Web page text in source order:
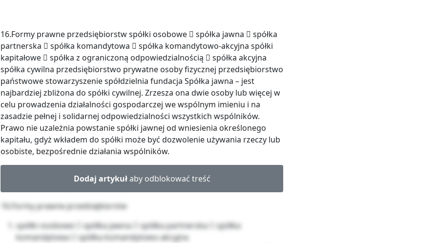
16.Formy prawne przedsiębiorstw spółki osobowe  spółka jawna  spółka
partnerska  spółka komandytowa  spółka komandytowo-akcyjna spółki
kapitałowe  spółka z ograniczoną odpowiedzialnością  spółka akcyjna
spółka cywilna przedsiębiorstwo prywatne osoby fizycznej przedsiębiorstwo
państwowe stowarzyszenie spółdzielnia fundacja Spółka jawna – jest
najbardziej zbliżona do spółki cywilnej. Zrzesza ona dwie osoby lub więcej w
celu prowadzenia działalności gospodarczej we wspólnym imieniu i na
zasadzie pełnej i solidarnej odpowiedzialności wszystkich wspólników.
Prawo nie uzależnia powstanie spółki jawnej od wniesienia określonego
kapitału, gdyż wkładem do spółki może być dozwolenie używania rzeczy lub
osobiste, bezpośrednie działania wspólników.
Dodaj artykułaby odblokować treść
16.Formy prawne przedsiębiorstw
spółki osobowe  spółka jawna  spółka partnerska  spółka
komandytowa  spółka komandytowo-akcyjna